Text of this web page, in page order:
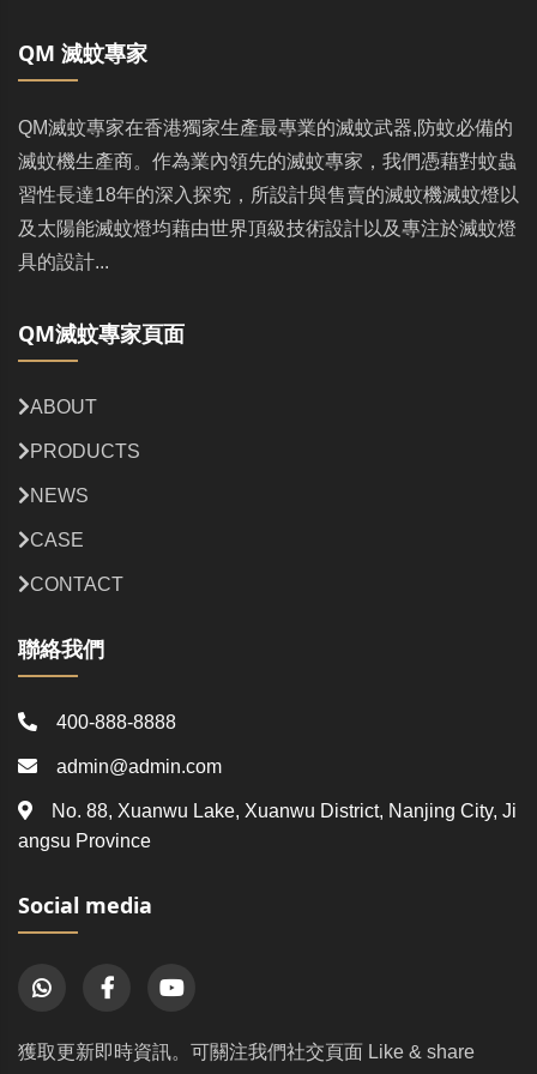
QM 滅蚊專家
QM滅蚊專家在香港獨家生產最專業的滅蚊武器,防蚊必備的
滅蚊機生產商。作為業內領先的滅蚊專家，我們憑藉對蚊蟲
習性長達18年的深入探究，所設計與售賣的滅蚊機滅蚊燈以
及太陽能滅蚊燈均藉由世界頂級技術設計以及專注於滅蚊燈
具的設計...
QM滅蚊專家頁面
ABOUT
PRODUCTS
NEWS
CASE
CONTACT
聯絡我們
400-888-8888
admin@admin.com
No. 88, Xuanwu Lake, Xuanwu District, Nanjing City, Ji
angsu Province
Social media
獲取更新即時資訊。可關注我們社交頁面 Like & share